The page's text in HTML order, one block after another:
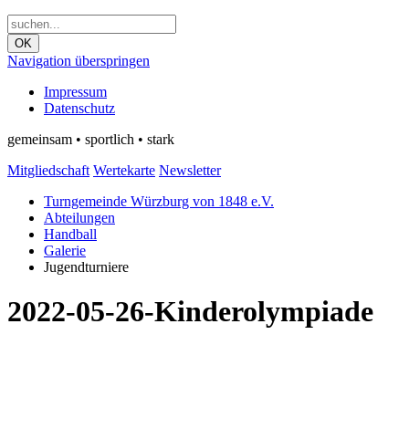
OK
Navigation überspringen
Impressum
Datenschutz
gemeinsam • sportlich • stark
Mitgliedschaft Wertekarte Newsletter
Turngemeinde Würzburg von 1848 e.V.
Abteilungen
Handball
Galerie
Jugendturniere
2022-05-26-Kinderolympiade